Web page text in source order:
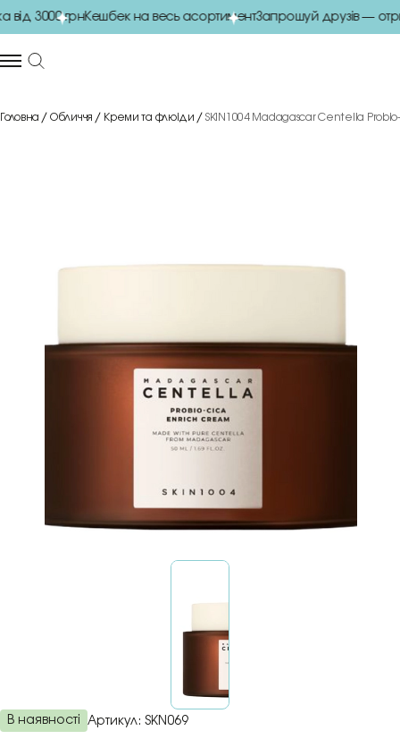
3000 грнКешбек на весь асортиментЗапрошуй друзів —
Головна Обличчя Креми та флюіди SKIN1004 Madagascar Centella
В наявності Артикул: SKN069